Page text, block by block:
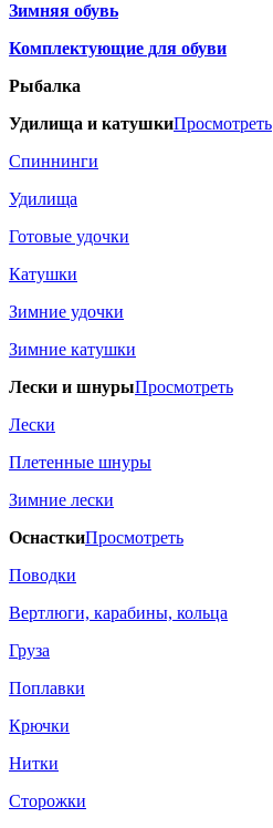
Зимняя обувь
Комплектующие для обуви
Рыбалка
Удилища и катушкиПросмотреть
Спиннинги
Удилища
Готовые удочки
Катушки
Зимние удочки
Зимние катушки
Лески и шнурыПросмотреть
Лески
Плетенные шнуры
Зимние лески
ОснасткиПросмотреть
Поводки
Вертлюги, карабины, кольца
Груза
Поплавки
Крючки
Нитки
Сторожки